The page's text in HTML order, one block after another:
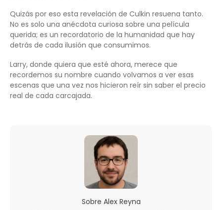
Quizás por eso esta revelación de Culkin resuena tanto.
No es solo una anécdota curiosa sobre una película
querida; es un recordatorio de la humanidad que hay
detrás de cada ilusión que consumimos.
Larry, donde quiera que esté ahora, merece que
recordemos su nombre cuando volvamos a ver esas
escenas que una vez nos hicieron reír sin saber el precio
real de cada carcajada.
Sobre Alex Reyna